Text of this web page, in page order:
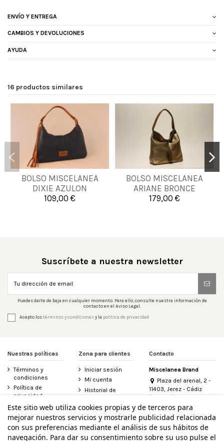
ENVÍO Y ENTREGA
CAMBIOS Y DEVOLUCIONES
AYUDA
16 productos similares
BOLSO MISCELANEA
DIXIE AZULON
109,00 €
UNICA
Añadir al carrito
BOLSO MISCELANEA
ARIANE BRONCE
179,00 €
UNICA
Añadir al carrito
Suscríbete a nuestra newsletter
Puedes darte de baja en cualquier momento. Para ello, consulte nuestra información de
contacto en el Aviso Legal.
Acepto lostérminos y condicionesy la política de privacidad
Nuestras políticas
Términos y
condiciones
Política de
privacidad
Aviso legal
Política de
cookies
Accesibilidad
Zona para clientes
Iniciar sesión
Mi cuenta
Historial de
Contacte con
nosotros
Derecho de
desistimiento
Contacto
Miscelanea Brand
Plaza del arenal, 2 -
11403, Jerez - Cádiz
(España)
956 155 340
info@miscelanea.online
Este sitio web utiliza cookies propias y de terceros para
mejorar nuestros servicios y mostrarle publicidad relacionada
con sus preferencias mediante el análisis de sus hábitos de
navegación. Para dar su consentimiento sobre su uso pulse el